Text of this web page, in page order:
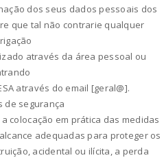
dos seus dados pessoais dos
que tal não contrarie qualquer
através da área pessoal ou
através do email [geral@].
de segurança
a colocação em prática das medidas
adequadas para proteger os
acidental ou ilícita, a perda